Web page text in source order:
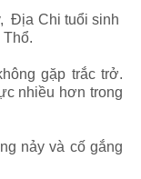
Địa Chi tuổi sinh
gặp trắc trở.
nhiều hơn trong
nảy và cố gắng